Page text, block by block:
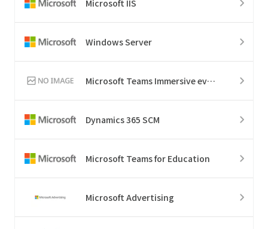
Microsoft IIS
Windows Server
Microsoft Teams Immersive events
Dynamics 365 SCM
Microsoft Teams for Education
Microsoft Advertising